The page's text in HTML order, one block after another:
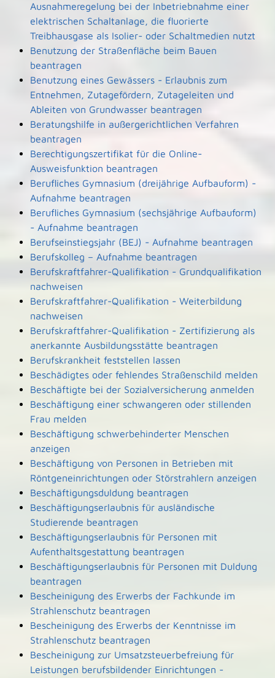
Ausnahmeregelung bei der Inbetriebnahme einer
elektrischen Schaltanlage, die fluorierte
Treibhausgase als Isolier- oder Schaltmedien nutzt
Benutzung der Straßenfläche beim Bauen
beantragen
Benutzung eines Gewässers - Erlaubnis zum
Entnehmen, Zutagefördern, Zutageleiten und
Ableiten von Grundwasser beantragen
Beratungshilfe in außergerichtlichen Verfahren
beantragen
Berechtigungszertifikat für die Online-
Ausweisfunktion beantragen
Berufliches Gymnasium (dreijährige Aufbauform) -
Aufnahme beantragen
Berufliches Gymnasium (sechsjährige Aufbauform)
- Aufnahme beantragen
Berufseinstiegsjahr (BEJ) - Aufnahme beantragen
Berufskolleg – Aufnahme beantragen
Berufskraftfahrer-Qualifikation - Grundqualifikation
nachweisen
Berufskraftfahrer-Qualifikation - Weiterbildung
nachweisen
Berufskraftfahrer-Qualifikation - Zertifizierung als
anerkannte Ausbildungsstätte beantragen
Berufskrankheit feststellen lassen
Beschädigtes oder fehlendes Straßenschild melden
Beschäftigte bei der Sozialversicherung anmelden
Beschäftigung einer schwangeren oder stillenden
Frau melden
Beschäftigung schwerbehinderter Menschen
anzeigen
Beschäftigung von Personen in Betrieben mit
Röntgeneinrichtungen oder Störstrahlern anzeigen
Beschäftigungsduldung beantragen
Beschäftigungserlaubnis für ausländische
Studierende beantragen
Beschäftigungserlaubnis für Personen mit
Aufenthaltsgestattung beantragen
Beschäftigungserlaubnis für Personen mit Duldung
beantragen
Bescheinigung des Erwerbs der Fachkunde im
Strahlenschutz beantragen
Bescheinigung des Erwerbs der Kenntnisse im
Strahlenschutz beantragen
Bescheinigung zur Umsatzsteuerbefreiung für
Leistungen berufsbildender Einrichtungen -